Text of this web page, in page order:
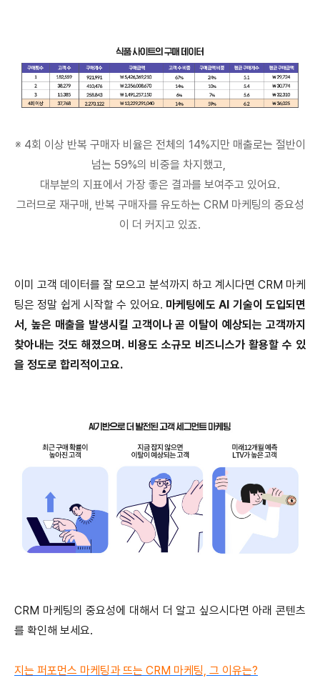
※ 4회 이상 반복 구매자 비율은 전체의 14%지만 매출로는 절반이
넘는 59%의 비중을 차지했고,
대부분의 지표에서 가장 좋은 결과를 보여주고 있어요.
그러므로 재구매, 반복 구매자를 유도하는 CRM 마케팅의 중요성
이 더 커지고 있죠.
이미 고객 데이터를 잘 모으고 분석까지 하고 계시다면 CRM 마케
팅은 정말 쉽게 시작할 수 있어요. 마케팅에도 AI 기술이 도입되면
서, 높은 매출을 발생시킬 고객이나 곧 이탈이 예상되는 고객까지
찾아내는 것도 해졌으며. 비용도 소규모 비즈니스가 활용할 수 있
을 정도로 합리적이고요.
CRM 마케팅의 중요성에 대해서 더 알고 싶으시다면 아래 콘텐츠
를 확인해 보세요.
지는 퍼포먼스 마케팅과 뜨는 CRM 마케팅, 그 이유는?